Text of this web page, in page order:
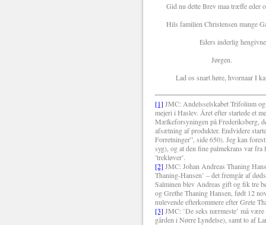
Gid nu dette Brev maa træffe eder
Hils familien Christensen mange
Eders inderlig hengivne
Jørgen.
Lad os snart høre, hvornaar I kan
[1] JMC: Andelsselskabet Trifolium
mejeri i Haslev. Året efter startede et
Mælkeforsyningen på Frederiksberg,
afsætning af produkter. Endvidere
Forretninger”, side 650). Jeg kan
syg), og at den fine palmekrans var
’trekløver’.
[2] JMC: Johan Andreas Thaning
Thaning-Hansen’ – det fremgår af
Salminen blev Andreas gift og fik tre
og Grethe Thaning Hansen, født 12
nulevende efterkommere efter Grete
[3] JMC: ’De seks nærmeste’ må være
gården i Nørre Lyndelse), samt to af